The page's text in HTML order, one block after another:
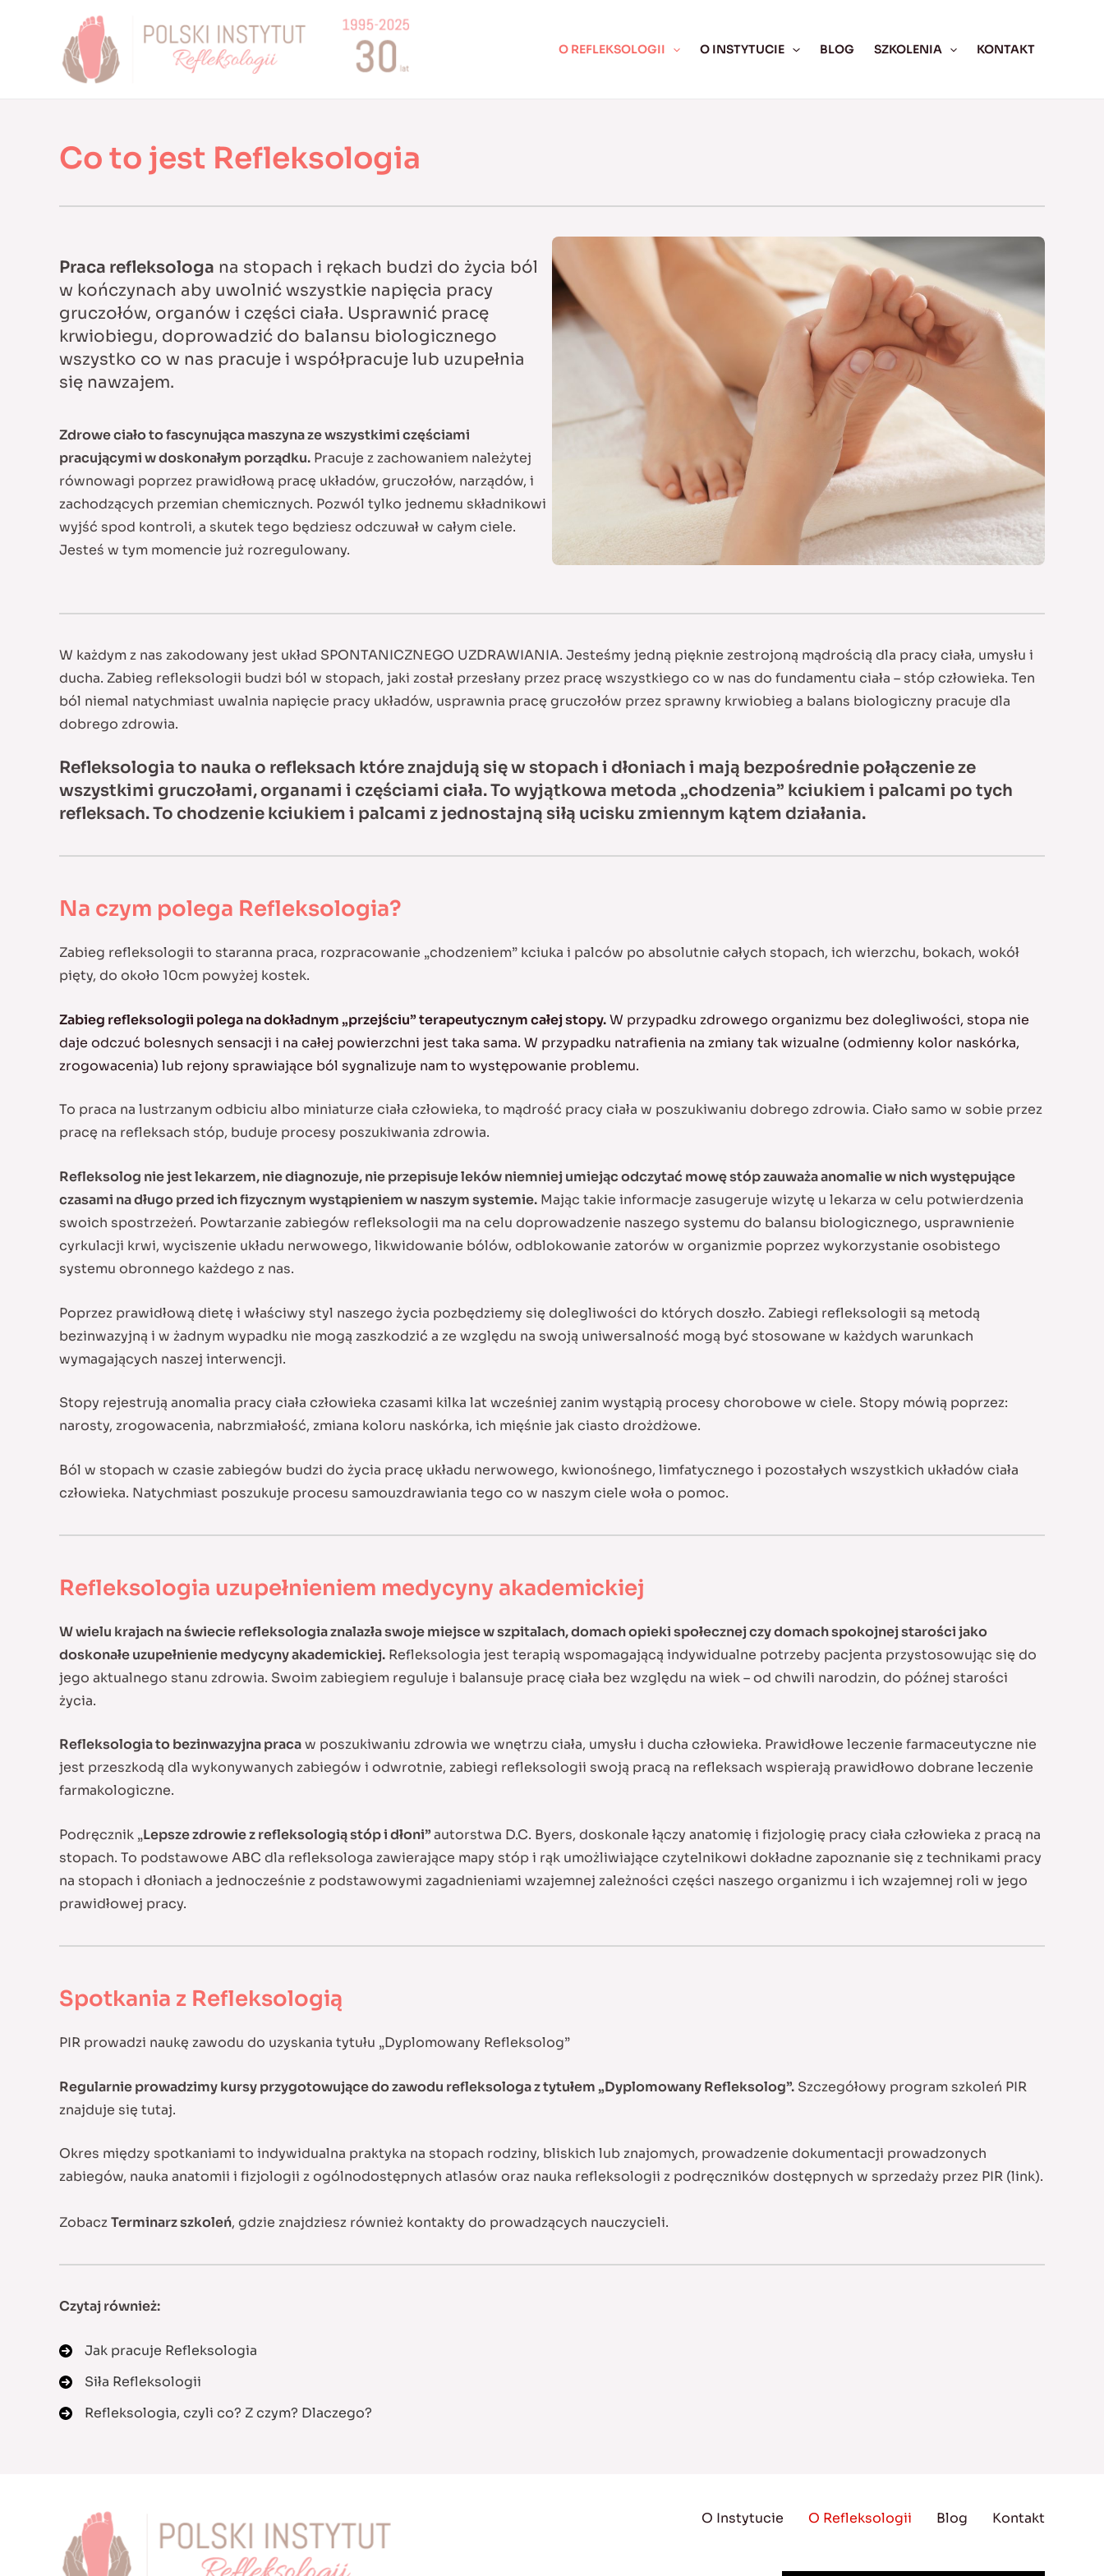
O REFLEKSOLOGII O INSTYTUCIE BLOG SZKOLENIA KONTAKT
Co to jest Refleksologia
Praca refleksologa na stopach i rękach budzi do życia ból
w kończynach aby uwolnić wszystkie napięcia pracy
gruczołów, organów i części ciała. Usprawnić pracę
krwiobiegu, doprowadzić do balansu biologicznego
wszystko co w nas pracuje i współpracuje lub uzupełnia
się nawzajem.
Zdrowe ciało to fascynująca maszyna ze wszystkimi częściami
pracującymi w doskonałym porządku. Pracuje z zachowaniem należytej
równowagi poprzez prawidłową pracę układów, gruczołów, narządów, i
zachodzących przemian chemicznych. Pozwól tylko jednemu składnikowi
wyjść spod kontroli, a skutek tego będziesz odczuwał w całym ciele.
Jesteś w tym momencie już rozregulowany.
W każdym z nas zakodowany jest układ SPONTANICZNEGO UZDRAWIANIA. Jesteśmy jedną pięknie zestrojoną mądrością dla pracy ciała, umysłu i
ducha. Zabieg refleksologii budzi ból w stopach, jaki został przesłany przez pracę wszystkiego co w nas do fundamentu ciała – stóp człowieka. Ten
ból niemal natychmiast uwalnia napięcie pracy układów, usprawnia pracę gruczołów przez sprawny krwiobieg a balans biologiczny pracuje dla
dobrego zdrowia.
Refleksologia to nauka o refleksach które znajdują się w stopach i dłoniach i mają bezpośrednie połączenie ze
wszystkimi gruczołami, organami i częściami ciała. To wyjątkowa metoda „chodzenia” kciukiem i palcami po tych
refleksach. To chodzenie kciukiem i palcami z jednostajną siłą ucisku zmiennym kątem działania.
Na czym polega Refleksologia?
Zabieg refleksologii to staranna praca, rozpracowanie „chodzeniem” kciuka i palców po absolutnie całych stopach, ich wierzchu, bokach, wokół
pięty, do około 10cm powyżej kostek.
Zabieg refleksologii polega na dokładnym „przejściu” terapeutycznym całej stopy.W przypadku zdrowego organizmu bez dolegliwości, stopa nie
daje odczuć bolesnych sensacji i na całej powierzchni jest taka sama. W przypadku natrafienia na zmiany tak wizualne (odmienny kolor naskórka,
zrogowacenia) lub rejony sprawiające ból sygnalizuje nam to występowanie problemu.
To praca na lustrzanym odbiciu albo miniaturze ciała człowieka, to mądrość pracy ciała w poszukiwaniu dobrego zdrowia. Ciało samo w sobie przez
pracę na refleksach stóp, buduje procesy poszukiwania zdrowia.
Refleksolog nie jest lekarzem, nie diagnozuje, nie przepisuje leków niemniej umiejąc odczytać mowę stóp zauważa anomalie w nich występujące
czasami na długo przed ich fizycznym wystąpieniem w naszym systemie. Mając takie informacje zasugeruje wizytę u lekarza w celu potwierdzenia
swoich spostrzeżeń. Powtarzanie zabiegów refleksologii ma na celu doprowadzenie naszego systemu do balansu biologicznego, usprawnienie
cyrkulacji krwi, wyciszenie układu nerwowego, likwidowanie bólów, odblokowanie zatorów w organizmie poprzez wykorzystanie osobistego
systemu obronnego każdego z nas.
Poprzez prawidłową dietę i właściwy styl naszego życia pozbędziemy się dolegliwości do których doszło. Zabiegi refleksologii są metodą
bezinwazyjną i w żadnym wypadku nie mogą zaszkodzić a ze względu na swoją uniwersalność mogą być stosowane w każdych warunkach
wymagających naszej interwencji.
Stopy rejestrują anomalia pracy ciała człowieka czasami kilka lat wcześniej zanim wystąpią procesy chorobowe w ciele. Stopy mówią poprzez:
narosty, zrogowacenia, nabrzmiałość, zmiana koloru naskórka, ich mięśnie jak ciasto drożdżowe.
Ból w stopach w czasie zabiegów budzi do życia pracę układu nerwowego, kwionośnego, limfatycznego i pozostałych wszystkich układów ciała
człowieka. Natychmiast poszukuje procesu samouzdrawiania tego co w naszym ciele woła o pomoc.
Refleksologia uzupełnieniem medycyny akademickiej
W wielu krajach na świecie refleksologia znalazła swoje miejsce w szpitalach, domach opieki społecznej czy domach spokojnej starości jako
doskonałe uzupełnienie medycyny akademickiej. Refleksologia jest terapią wspomagającą indywidualne potrzeby pacjenta przystosowując się do
jego aktualnego stanu zdrowia. Swoim zabiegiem reguluje i balansuje pracę ciała bez względu na wiek – od chwili narodzin, do późnej starości
życia.
Refleksologia to bezinwazyjna pracaw poszukiwaniu zdrowia we wnętrzu ciała, umysłu i ducha człowieka. Prawidłowe leczenie farmaceutyczne nie
jest przeszkodą dla wykonywanych zabiegów i odwrotnie, zabiegi refleksologii swoją pracą na refleksach wspierają prawidłowo dobrane leczenie
farmakologiczne.
Podręcznik „Lepsze zdrowie z refleksologią stóp i dłoni”autorstwa D.C. Byers, doskonale łączy anatomię i fizjologię pracy ciała człowieka z pracą na
stopach. To podstawowe ABC dla refleksologa zawierające mapy stóp i rąk umożliwiające czytelnikowi dokładne zapoznanie się z technikami pracy
na stopach i dłoniach a jednocześnie z podstawowymi zagadnieniami wzajemnej zależności części naszego organizmu i ich wzajemnej roli w jego
prawidłowej pracy.
Spotkania z Refleksologią
PIR prowadzi naukę zawodu do uzyskania tytułu „Dyplomowany Refleksolog”
Regularnie prowadzimy kursy przygotowujące do zawodu refleksologa z tytułem „Dyplomowany Refleksolog”. Szczegółowy program szkoleń PIR
znajduje się tutaj.
Okres między spotkaniami to indywidualna praktyka na stopach rodziny, bliskich lub znajomych, prowadzenie dokumentacji prowadzonych
zabiegów, nauka anatomii i fizjologii z ogólnodostępnych atlasów oraz nauka refleksologii z podręczników dostępnych w sprzedaży przez PIR (link).
ZobaczTerminarz szkoleń, gdzie znajdziesz również kontakty do prowadzących nauczycieli.
Czytaj również:
Jak pracuje Refleksologia
Siła Refleksologii
Refleksologia, czyli co? Z czym? Dlaczego?
O Instytucie O Refleksologii Blog Kontakt